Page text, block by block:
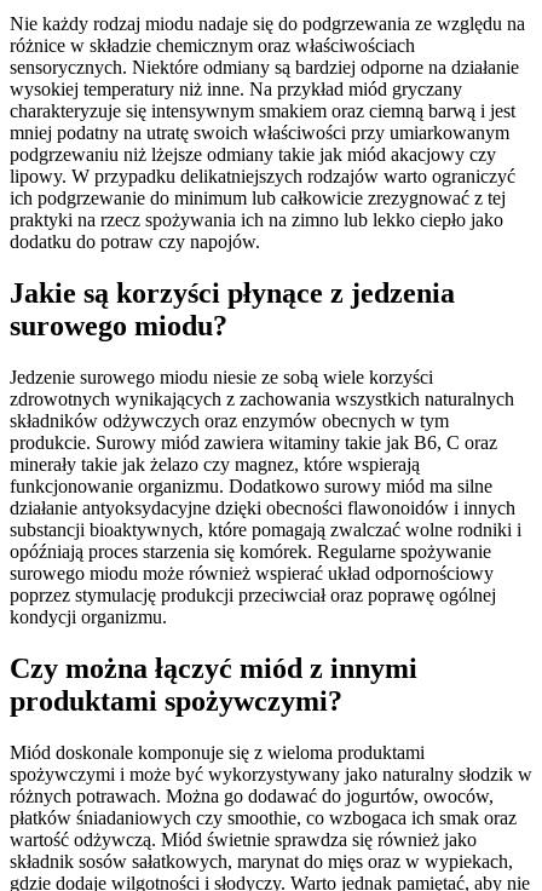
Nie każdy rodzaj miodu nadaje się do podgrzewania ze względu na
różnice w składzie chemicznym oraz właściwościach
sensorycznych. Niektóre odmiany są bardziej odporne na działanie
wysokiej temperatury niż inne. Na przykład miód gryczany
charakteryzuje się intensywnym smakiem oraz ciemną barwą i jest
mniej podatny na utratę swoich właściwości przy umiarkowanym
podgrzewaniu niż lżejsze odmiany takie jak miód akacjowy czy
lipowy. W przypadku delikatniejszych rodzajów warto ograniczyć
ich podgrzewanie do minimum lub całkowicie zrezygnować z tej
praktyki na rzecz spożywania ich na zimno lub lekko ciepło jako
dodatku do potraw czy napojów.
Jakie są korzyści płynące z jedzenia
surowego miodu?
Jedzenie surowego miodu niesie ze sobą wiele korzyści
zdrowotnych wynikających z zachowania wszystkich naturalnych
składników odżywczych oraz enzymów obecnych w tym
produkcie. Surowy miód zawiera witaminy takie jak B6, C oraz
minerały takie jak żelazo czy magnez, które wspierają
funkcjonowanie organizmu. Dodatkowo surowy miód ma silne
działanie antyoksydacyjne dzięki obecności flawonoidów i innych
substancji bioaktywnych, które pomagają zwalczać wolne rodniki i
opóźniają proces starzenia się komórek. Regularne spożywanie
surowego miodu może również wspierać układ odpornościowy
poprzez stymulację produkcji przeciwciał oraz poprawę ogólnej
kondycji organizmu.
Czy można łączyć miód z innymi
produktami spożywczymi?
Miód doskonale komponuje się z wieloma produktami
spożywczymi i może być wykorzystywany jako naturalny słodzik w
różnych potrawach. Można go dodawać do jogurtów, owoców,
płatków śniadaniowych czy smoothie, co wzbogaca ich smak oraz
wartość odżywczą. Miód świetnie sprawdza się również jako
składnik sosów sałatkowych, marynat do mięs oraz w wypiekach,
gdzie dodaje wilgotności i słodyczy. Warto jednak pamiętać, aby nie